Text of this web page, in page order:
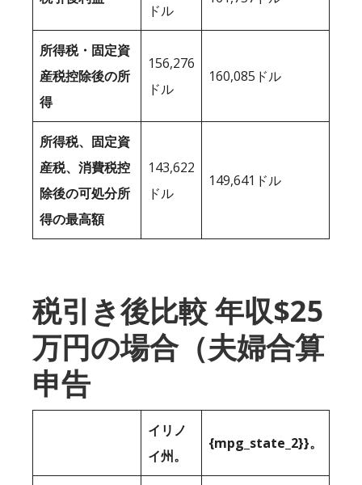
ドル
所得税・固定資
産税控除後の所
得
156,276
ドル
160,085ドル
所得税、固定資
産税、消費税控
除後の可処分所
得の最高額
143,622
ドル
149,641ドル
税引き後比較 年収$25
万円の場合（夫婦合算
申告
イリノ
イ州。
{mpg_state_2}}。